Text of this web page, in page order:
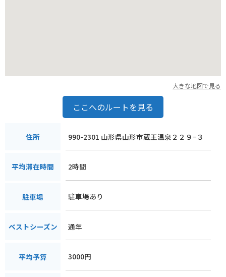
大きな地図で見る
ここへのルートを見る
住所 990-2301 山形県山形市蔵王温泉２２９−３
平均滞在時間 2時間
駐車場 駐車場あり
ベストシーズン 通年
平均予算 3000円